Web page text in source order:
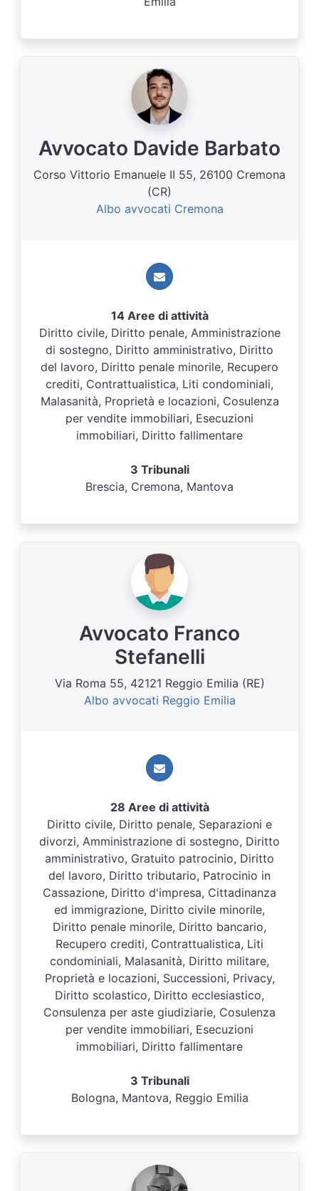
Avvocato Davide Barbato
Corso Vittorio Emanuele II 55, 26100 Cremona
(CR)
Albo avvocati Cremona
14 Aree di attività
Diritto civile, Diritto penale, Amministrazione
di sostegno, Diritto amministrativo, Diritto
del lavoro, Diritto penale minorile, Recupero
crediti, Contrattualistica, Liti condominiali,
Malasanità, Proprietà e locazioni, Cosulenza
per vendite immobiliari, Esecuzioni
immobiliari, Diritto fallimentare
3 Tribunali
Brescia, Cremona, Mantova
Avvocato Franco
Stefanelli
Via Roma 55, 42121 Reggio Emilia (RE)
Albo avvocati Reggio Emilia
28 Aree di attività
Diritto civile, Diritto penale, Separazioni e
divorzi, Amministrazione di sostegno, Diritto
amministrativo, Gratuito patrocinio, Diritto
del lavoro, Diritto tributario, Patrocinio in
Cassazione, Diritto d'impresa, Cittadinanza
ed immigrazione, Diritto civile minorile,
Diritto penale minorile, Diritto bancario,
Recupero crediti, Contrattualistica, Liti
condominiali, Malasanità, Diritto militare,
Proprietà e locazioni, Successioni, Privacy,
Diritto scolastico, Diritto ecclesiastico,
Consulenza per aste giudiziarie, Cosulenza
per vendite immobiliari, Esecuzioni
immobiliari, Diritto fallimentare
3 Tribunali
Bologna, Mantova, Reggio Emilia